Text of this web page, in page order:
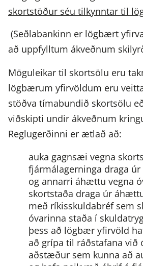
skortstöður séu tilkynntar til
(Seðlabankinn er lögbært
að uppfylltum ákveðnum
Möguleikar til skortsölu eru
lögbærum yfirvöldum eru
stöðva tímabundið skortsölu
viðskipti undir ákveðnum
Reglugerðinni er ætlað að:
auka gagnsæi vegna
fjármálagerninga draga
og annarri áhættu vegna
skortstaða draga úr
með ríkisskuldabréf sem
óvarinna staða í
þess að lögbær yfirvöld
að grípa til ráðstafana við
aðstæður sem kunna að
bann við óvarinni skortsölu
framangreinda
hafa til reiðu, eða vera búinn
viðeigandi ráðstafana sem
muni hafa til reiðu,
umsömdum uppgjörsdegi
Hægt er að uppfylla þessi
þrennum hætti:
fá umrædd hlutabréf
ríkisskuldagerninga að
aðrar ráðstafanir sem
áhrif gera samning um
hlutabréf eða
láni eða aðra
aðfararhæfa kröfu
eða eignarétti til að fá
eignarhald á